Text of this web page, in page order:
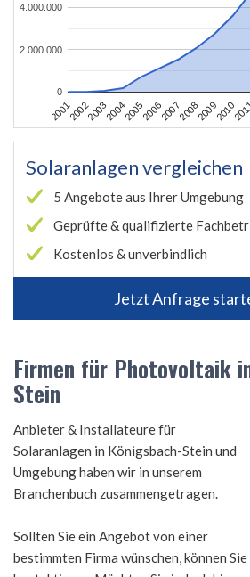
2001200220032004200520062007200820092010
0
2.000.000
4.000.000
Solaranlagen vergleichen
5 Angebote aus Ihrer Umgebung
Geprüfte & qualifizierte
Kostenlos & unverbindlich
Jetzt Anfrage
Firmen für Photovoltaik
Stein
Anbieter & Installateure für
Solaranlagen in Königsbach-Stein und
Umgebung haben wir in unserem
Branchenbuch zusammengetragen.
Sollten Sie ein Angebot von einer
bestimmten Firma wünschen, können